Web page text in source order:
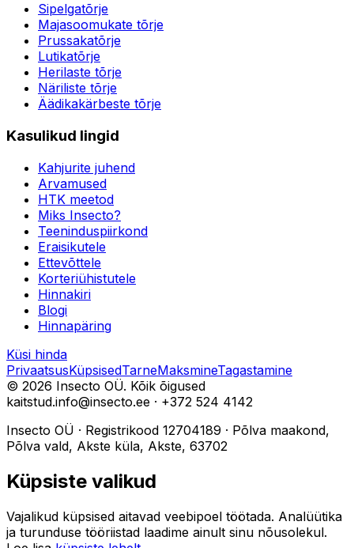
Sipelgatõrje
Majasoomukate tõrje
Prussakatõrje
Lutikatõrje
Herilaste tõrje
Näriliste tõrje
Äädikakärbeste tõrje
Kasulikud lingid
Kahjurite juhend
Arvamused
HTK meetod
Miks Insecto?
Teeninduspiirkond
Eraisikutele
Ettevõttele
Korteriühistutele
Hinnakiri
Blogi
Hinnapäring
Küsi hinda
PrivaatsusKüpsisedTarneMaksmineTagastamine
© 2026 Insecto OÜ. Kõik õigused
kaitstud.info@insecto.ee · +372 524 4142
Insecto OÜ · Registrikood 12704189 · Põlva maakond,
Põlva vald, Akste küla, Akste, 63702
Küpsiste valikud
Vajalikud küpsised aitavad veebipoel töötada. Analüütika
ja turunduse tööriistad laadime ainult sinu nõusolekul.